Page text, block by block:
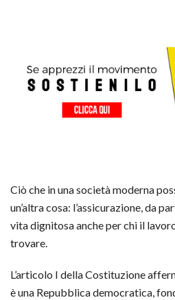
Ciò che in una società moderna
un’altra cosa: l’assicurazione, da
vita dignitosa anche per chi il
trovare.
L’articolo I della Costituzione
è una Repubblica democratica,